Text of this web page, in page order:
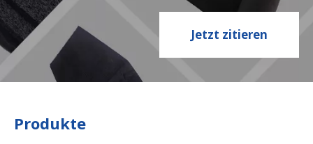
Jetzt zitieren
Produkte